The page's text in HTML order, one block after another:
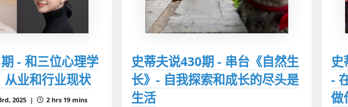
- 和三位心理学
从业和行业现状
2025 |
2 hrs 19 mins
史蒂夫说430期 - 串台《自然生
长》- 自我探索和成长的尽头是
生活
史
-
做